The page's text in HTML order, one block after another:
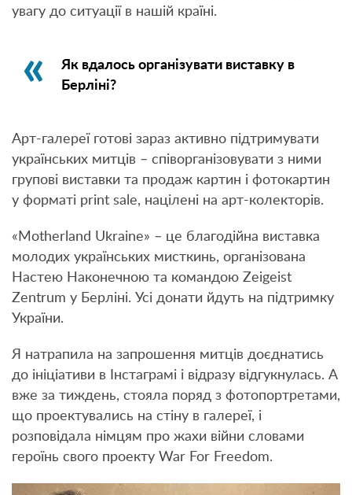
увагу до ситуації в нашій країні.
Як вдалось організувати виставку в
Берліні?
Арт-галереї готові зараз активно підтримувати
українських митців – співорганізовувати з ними
групові виставки та продаж картин і фотокартин
у форматі print sale, націлені на арт-колекторів.
«Motherland Ukraine» – це благодійна виставка
молодих українських мисткинь, організована
Настею Наконечною та командою Zeigeist
Zentrum у Берліні. Усі донати йдуть на підтримку
України.
Я натрапила на запрошення митців доєднатись
до ініціативи в Інстаграмі і відразу відгукнулась. А
вже за тиждень, стояла поряд з фотопортретами,
що проектувались на стіну в галереї, і
розповідала німцям про жахи війни словами
героїнь свого проекту War For Freedom.